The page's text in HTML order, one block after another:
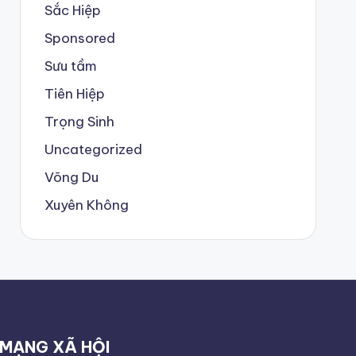
Sắc Hiệp
Sponsored
Sưu tầm
Tiên Hiệp
Trọng Sinh
Uncategorized
Võng Du
Xuyên Không
MẠNG XÃ HỘI